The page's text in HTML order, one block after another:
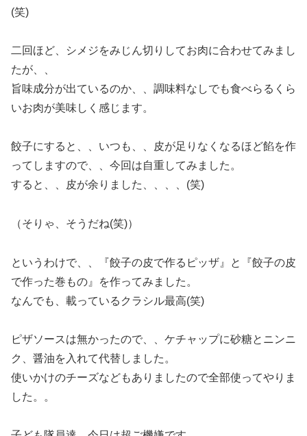
(笑)
二回ほど、シメジをみじん切りしてお肉に合わせてみまし
たが、、
旨味成分が出ているのか、、調味料なしでも食べらるくら
いお肉が美味しく感じます。
餃子にすると、、いつも、、皮が足りなくなるほど餡を作
ってしますので、、今回は自重してみました。
すると、、皮が余りました、、、、(笑)
（そりゃ、そうだね(笑)）
というわけで、、『餃子の皮で作るピッザ』と『餃子の皮
で作った巻もの』を作ってみました。
なんでも、載っているクラシル最高(笑)
ピザソースは無かったので、、ケチャップに砂糖とニンニ
ク、醤油を入れて代替しました。
使いかけのチーズなどもありましたので全部使ってやりま
した。。